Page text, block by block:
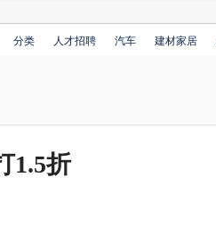
分类 人才招聘 汽车 建材家居
1.5折